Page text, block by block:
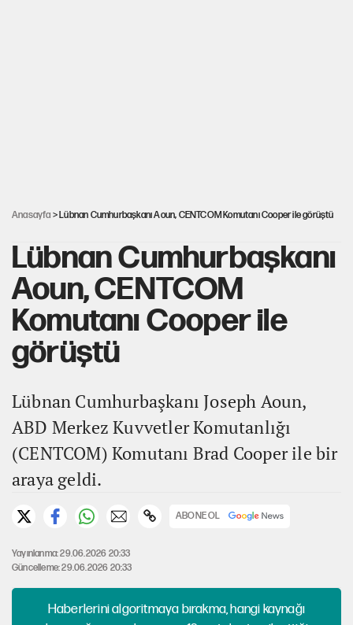
Anasayfa > Lübnan Cumhurbaşkanı Aoun, CENTCOM Komutanı Cooper ile görüştü
Lübnan Cumhurbaşkanı
Aoun, CENTCOM
Komutanı Cooper ile
görüştü
Lübnan Cumhurbaşkanı Joseph Aoun,
ABD Merkez Kuvvetler Komutanlığı
(CENTCOM) Komutanı Brad Cooper ile bir
araya geldi.
ABONE OL
Yayınlanma: 29.06.2026 20:33
Güncelleme: 29.06.2026 20:33
Haberlerini algoritmaya bırakma, hangi kaynağı